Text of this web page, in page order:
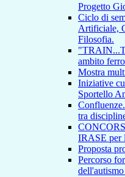
Progetto
Ciclo di
Artificiale,
Filosofia.
ambito
Mostra
Iniziative
Sportello
tra
IRASE per
Proposta
Percorso
dell'autismo